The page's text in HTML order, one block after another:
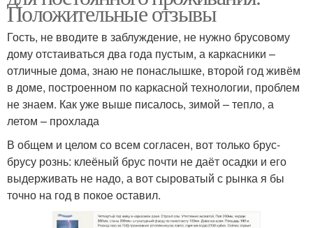
Положительные отзывы
Гость, не вводите в заблуждение, не нужно брусовому
дому отстаиваться два года пустым, а каркасники –
отличные дома, знаю не понаслышке, второй год живём
в доме, построенном по каркасной технологии, проблем
не знаем. Как уже выше писалось, зимой – тепло, а
летом – прохлада
В общем и целом со всем согласен, вот только брус-
брусу рознь: клеёный брус почти не даёт осадки и его
выдерживать не надо, а вот сыроватый с рынка я бы
точно на год в покое оставил.